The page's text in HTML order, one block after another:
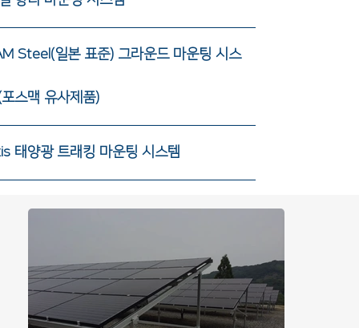
Steel(일본 표준) 그라운드 마운팅 시스
스맥 유사제품)
태양광 트래킹 마운팅 시스템